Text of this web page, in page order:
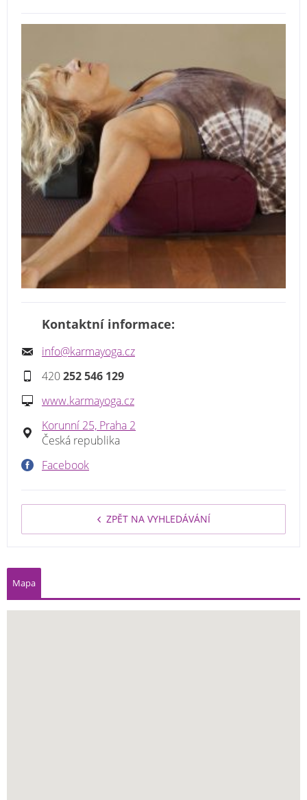
Kontaktní informace:
info@karmayoga.cz
420252 546 129
www.karmayoga.cz
Korunní 25, Praha 2
Česká republika
Facebook
ZPĚT NA VYHLEDÁVÁNÍ
Mapa